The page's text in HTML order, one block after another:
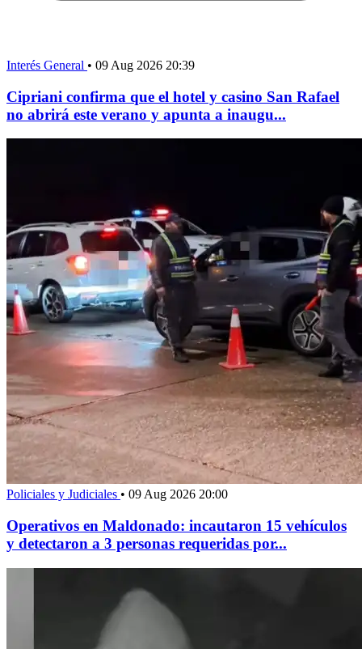
Interés General • 09 Aug 2026 20:39
Cipriani confirma que el hotel y casino San Rafael
no abrirá este verano y apunta a inaugu...
Policiales y Judiciales • 09 Aug 2026 20:00
Operativos en Maldonado: incautaron 15 vehículos
y detectaron a 3 personas requeridas por...